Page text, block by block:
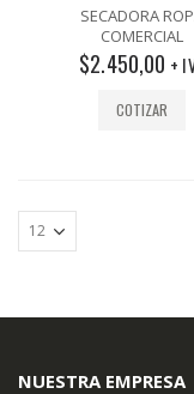
0
out
of
5
SECADORA
COMERCIAL
$2.450,00 +
COTIZAR
NUESTRA EMPRESA